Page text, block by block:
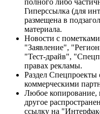
полного либо
Гиперссылка (для
размещена в
материала.
Новости с
"Заявление",
"Тест-драйв",
правах рекламы.
Раздел Спецпроекты
коммерческими
Любое копирование,
другое
ссылку на